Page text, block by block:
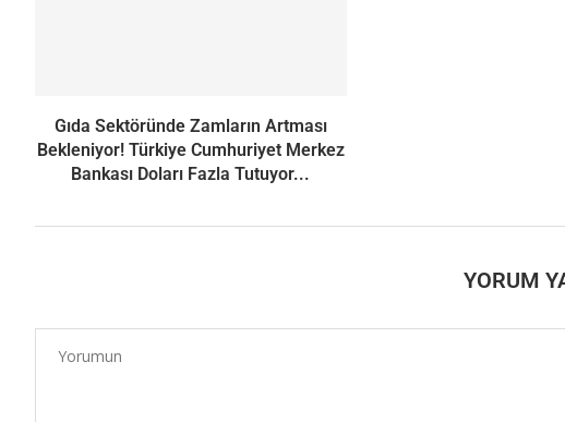
Gıda Sektöründe Zamların Artması
Bekleniyor! Türkiye Cumhuriyet Merkez
Bankası Doları Fazla Tutuyor...
YORUM